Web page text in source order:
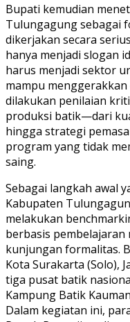
Bupati kemudian
Tulungagung sebagai
dikerjakan secara
hanya menjadi slogan
harus menjadi sektor
mampu
dilakukan penilaian
produksi batik—dari
hingga strategi
program yang tidak
saing.
Sebagai langkah awal
Kabupaten
melakukan
berbasis pembelajaran
kunjungan formalitas.
Kota Surakarta (Solo),
tiga pusat batik
Kampung Batik
Dalam kegiatan ini,